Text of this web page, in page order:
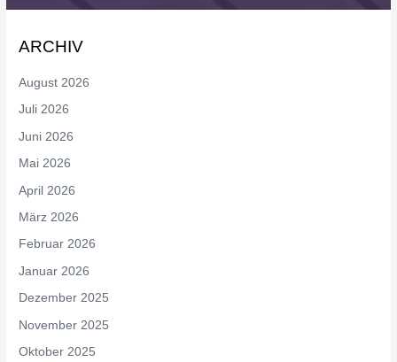
ARCHIV
August 2026
Juli 2026
Juni 2026
Mai 2026
April 2026
März 2026
Februar 2026
Januar 2026
Dezember 2025
November 2025
Oktober 2025